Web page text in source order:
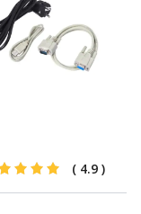
( 4.9 )